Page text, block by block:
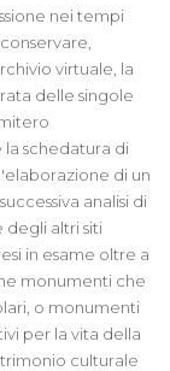
nei tempi
virtuale, la
delle singole
schedatura di
di un
analisi di
altri siti
in esame oltre a
monumenti che
o monumenti
per la vita della
culturale